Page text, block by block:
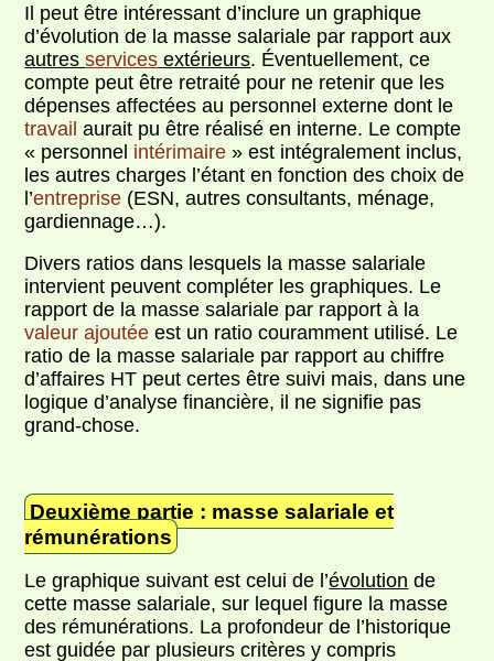
Il peut être intéressant d’inclure un graphique
d’évolution de la masse salariale par rapport aux
autresservices extérieurs. Éventuellement, ce
compte peut être retraité pour ne retenir que les
dépenses affectées au personnel externe dont le
travail aurait pu être réalisé en interne. Le compte
« personnel intérimaire » est intégralement inclus,
les autres charges l’étant en fonction des choix de
l’entreprise (ESN, autres consultants, ménage,
gardiennage…).
Divers ratios dans lesquels la masse salariale
intervient peuvent compléter les graphiques. Le
rapport de la masse salariale par rapport à la
valeur ajoutée est un ratio couramment utilisé. Le
ratio de la masse salariale par rapport au chiffre
d’affaires HT peut certes être suivi mais, dans une
logique d’analyse financière, il ne signifie pas
grand-chose.
Deuxième partie : masse salariale et
rémunérations
Le graphique suivant est celui de l’évolution de
cette masse salariale, sur lequel figure la masse
des rémunérations. La profondeur de l’historique
est guidée par plusieurs critères y compris